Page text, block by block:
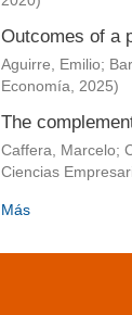
Outcomes of a
Aguirre, Emilio;
Economía, 2025)
The
Caffera, Marcelo;
Ciencias
Más